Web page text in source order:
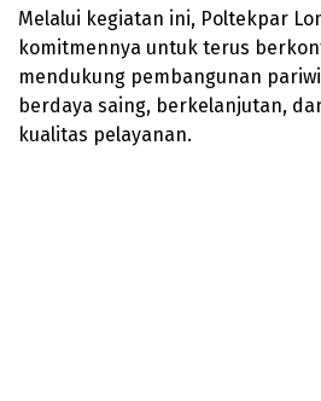
Melalui kegiatan ini, Poltekpar
komitmennya untuk terus
mendukung pembangunan
berdaya saing, berkelanjutan,
kualitas pelayanan.